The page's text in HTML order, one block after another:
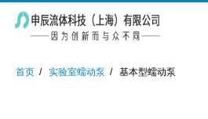
首页 实验室蠕动泵 基本型蠕动泵